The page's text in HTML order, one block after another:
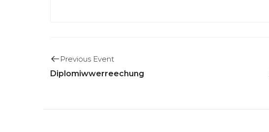
Previous Event
Diplomiwwerreechung